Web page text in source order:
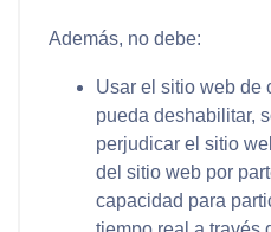
Además, no debe:
Usar el sitio web de
pueda deshabilitar,
perjudicar el sitio
del sitio web por
capacidad para